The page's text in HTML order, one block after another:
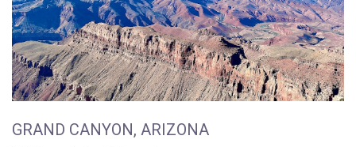
GRAND CANYON, ARIZONA